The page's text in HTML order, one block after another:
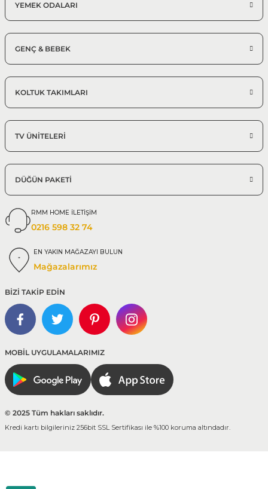
YEMEK ODALARI
GENÇ & BEBEK
KOLTUK TAKIMLARI
TV ÜNİTELERİ
DÜĞÜN PAKETİ
RMM HOME İLETİŞİM
0216 598 32 74
EN YAKIN MAĞAZAYI BULUN
Mağazalarımız
BİZİ TAKİP EDİN
MOBİL UYGULAMALARIMIZ
© 2025 Tüm hakları saklıdır.
Kredi kartı bilgileriniz 256bit SSL Sertifikası ile %100 koruma altındadır.